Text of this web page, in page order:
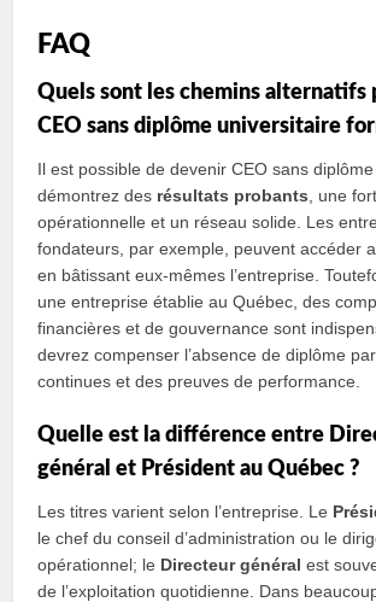
FAQ
Quels sont les chemins alternatifs
CEO sans diplôme universitaire
Il est possible de devenir CEO sans
démontrez des résultats probants , une
opérationnelle et un réseau solide. Les
fondateurs, par exemple, peuvent accéder
en bâtissant eux‑mêmes l’entreprise.
une entreprise établie au Québec, des
financières et de gouvernance sont
devrez compenser l’absence de diplôme
continues et des preuves de performance.
Quelle est la différence entre
général et Président au Québec ?
Les titres varient selon l’entreprise. Le
le chef du conseil d’administration ou le
opérationnel; le Directeur général est
de l’exploitation quotidienne. Dans